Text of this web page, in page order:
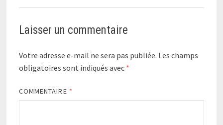
Laisser un commentaire
Votre adresse e-mail ne sera pas publiée. Les champs
obligatoires sont indiqués avec *
COMMENTAIRE *